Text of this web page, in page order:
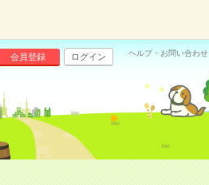
会員登録 ログイン ヘルプ・お問い合わせ